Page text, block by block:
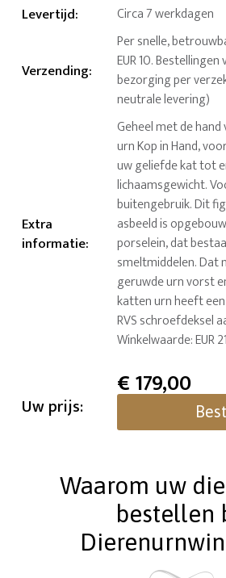
Levertijd: Circa 7 werkdagen
Verzending:
Per snelle,
EUR 10.
bezorging per
neutrale levering)
Extra
informatie:
Geheel met de
urn Kop in Hand,
uw geliefde kat tot
lichaamsgewicht.
buitengebruik. Dit
asbeeld is
porselein, dat
smeltmiddelen. Dat
geruwde urn vorst
katten urn heeft
RVS schroefdeksel
Winkelwaarde: EUR
Uw prijs:
€179,00
Waarom uw
bestellen